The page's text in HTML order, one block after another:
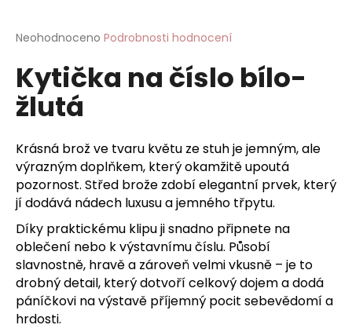
Průměrné
produktu
je
0,0
z
hvězdiček.
Neohodnoceno Podrobnosti hodnocení
Kytička na číslo bílo-
žlutá
Krásná brož ve tvaru květu ze stuh je jemným, ale
výrazným doplňkem, který okamžitě upoutá
pozornost. Střed brože zdobí elegantní prvek, který
jí dodává nádech luxusu a jemného třpytu.
Díky praktickému klipu ji snadno připnete na
oblečení nebo k výstavnímu číslu. Působí
slavnostně, hravě a zároveň velmi vkusně – je to
drobný detail, který dotvoří celkový dojem a dodá
páníčkovi na výstavě příjemný pocit sebevědomí a
hrdosti.
j
t
?
HLEDAT
D
o
p
o
r